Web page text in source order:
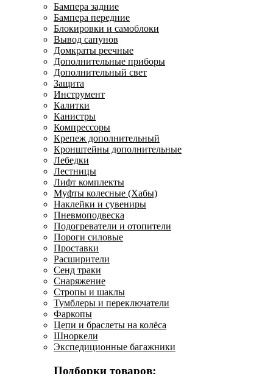
Бампера задние
Бампера передние
Блокировки и самоблоки
Вывод сапунов
Домкраты реечные
Дополнительные приборы
Дополнительный свет
Защита
Инструмент
Калитки
Канистры
Компрессоры
Крепеж дополнительный
Кронштейны дополнительные
Лебедки
Лестницы
Лифт комплекты
Муфты колесные (Хабы)
Наклейки и сувениры
Пневмоподвеска
Подогреватели и отопители
Пороги силовые
Проставки
Расширители
Сенд траки
Снаряжение
Стропы и шаклы
Тумблеры и переключатели
Фаркопы
Цепи и браслеты на колёса
Шноркели
Экспедиционные багажники
Подборки товаров: